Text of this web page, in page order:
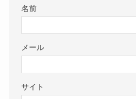
名前
メール
サイト